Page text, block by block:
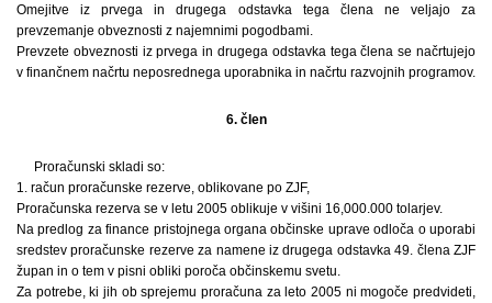
Omejitve iz prvega in drugega odstavka tega člena ne veljajo za
prevzemanje obveznosti z najemnimi pogodbami.
Prevzete obveznosti iz prvega in drugega odstavka tega člena se načrtujejo
v finančnem načrtu neposrednega uporabnika in načrtu razvojnih programov.
6. člen
Proračunski skladi so:
1. račun proračunske rezerve, oblikovane po ZJF,
Proračunska rezerva se v letu 2005 oblikuje v višini 16,000.000 tolarjev.
Na predlog za finance pristojnega organa občinske uprave odloča o uporabi
sredstev proračunske rezerve za namene iz drugega odstavka 49. člena ZJF
župan in o tem v pisni obliki poroča občinskemu svetu.
Za potrebe, ki jih ob sprejemu proračuna za leto 2005 ni mogoče predvideti,